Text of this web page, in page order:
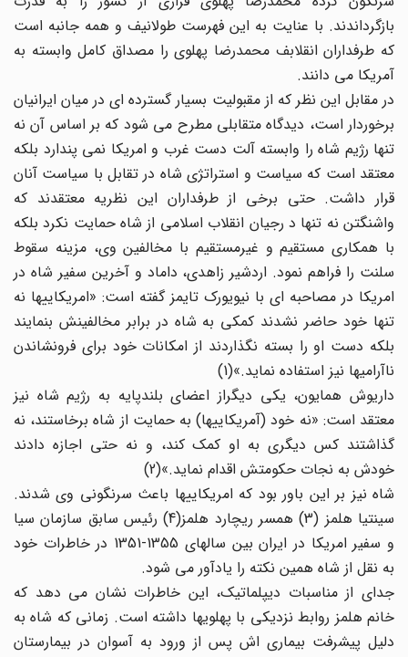
بازگرداندند. با عنایت به این فهرست طولانیف و همه جانبه است
که طرفداران انقلابف محمدرضا پهلوی را مصداق کامل وابسته به
آمریکا می دانند.
در مقابل این نظر که از مقبولیت بسیار گسترده ای در میان ایرانیان
برخوردار است، دیدگاه متقابلی مطرح می شود که بر اساس آن نه
تنها رژیم شاه را وابسته آلت دست غرب و امریکا نمی پندارد بلکه
معتقد است که سیاست و استراتژی شاه در تقابل با سیاست آنان
قرار داشت. حتی برخی از طرفداران این نظریه معتقدند که
واشنگتن نه تنها د رجیان انقلاب اسلامی از شاه حمایت نکرد بلکه
با همکاری مستقیم و غیرمستقیم با مخالفین وی، مزینه سقوط
سلنت را فراهم نمود. اردشیر زاهدی، داماد و آخرین سفیر شاه در
امریکا در مصاحبه ای با نیویورک تایمز گفته است: «امریکاییها نه
تنها خود حاضر نشدند کمکی به شاه در برابر مخالفینش بنمایند
بلکه دست او را بسته نگذاردند از امکانات خود برای فرونشاندن
ناآرامیها نیز استفاده نماید.»(1)
داریوش همایون، یکی دیگراز اعضای بلندپایه به رژیم شاه نیز
معتقد است: «نه خود (آمریکاییها) به حمایت از شاه برخاستند، نه
گذاشتند کس دیگری به او کمک کند، و نه حتی اجازه دادند
خودش به نجات حکومتش اقدام نماید.»(2)
شاه نیز بر این باور بود که امریکاییها باعث سرنگونی وی شدند.
سینتیا هلمز (3) همسر ریچارد هلمز(4) رئیس سابق سازمان سیا
و سفیر امریکا در ایران بین سالهای 1355-1351 در خاطرات خود
به نقل از شاه همین نکته را یادآور می شود.
جدای از مناسبات دیپلماتیک، این خاطرات نشان می دهد که
خانم هلمز روابط نزدیکی با پهلویها داشته است. زمانی که شاه به
دلیل پیشرفت بیماری اش پس از ورود به آسوان در بیمارستان